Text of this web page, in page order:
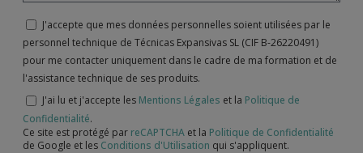
J'accepte que mes données personnelles soient utilisées par le
personnel technique de Técnicas Expansivas SL (CIF B-26220491)
pour me contacter uniquement dans le cadre de ma formation et de
l'assistance technique de ses produits.
J'ai lu et j'accepte les Mentions Légales et la Politique de
Confidentialité.
Ce site est protégé par reCAPTCHA et la Politique de Confidentialité
de Google et les Conditions d'Utilisation qui s'appliquent.